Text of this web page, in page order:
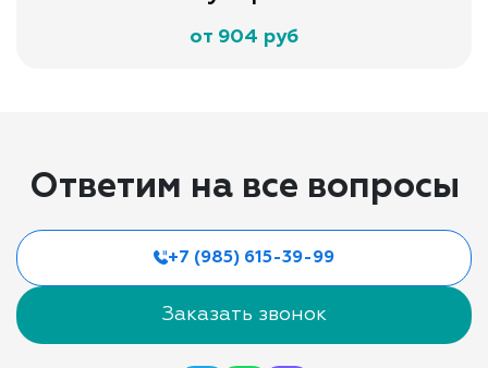
от 904 руб
Ответим на все вопросы
+7 (985) 615-39-99
Заказать звонок